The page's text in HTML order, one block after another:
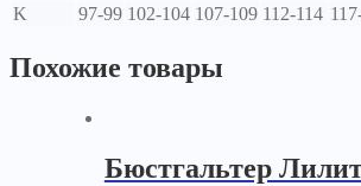
K
97-99 102-104 107-109 112-114
Похожие товары
Бюстгальтер